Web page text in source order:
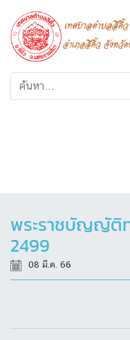
พระราชบัญญัติ
2499
08 มี.ค. 66